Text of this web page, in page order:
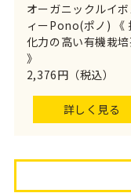
オーガニックルイ
ィーPono(ポノ) 《
化力の高い有機栽
》
2,376円（税込）
詳しく見る